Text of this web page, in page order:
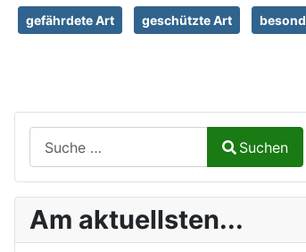
gefährdete Art geschützte Art
Type 2 or more characters for results.
Suchen
Am aktuellsten...